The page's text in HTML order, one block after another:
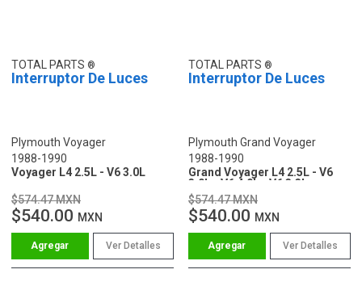
TOTAL PARTS
Interruptor De Luces
Plymouth Voyager
1988-1990
Voyager L4 2.5L - V6 3.0L
$574.47 MXN
$540.00 MXN
Ver Detalles
TOTAL PARTS
Interruptor De Luces
Plymouth Grand Voyager
1988-1990
Grand Voyager L4 2.5L - V6
3.0L - V6 4.0L - V6 3.3L
$574.47 MXN
$540.00 MXN
Ver Detalles